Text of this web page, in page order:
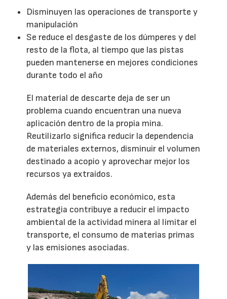
Disminuyen las operaciones de transporte y
manipulación
Se reduce el desgaste de los dúmperes y del
resto de la flota, al tiempo que las pistas
pueden mantenerse en mejores condiciones
durante todo el año
El material de descarte deja de ser un
problema cuando encuentran una nueva
aplicación dentro de la propia mina.
Reutilizarlo significa reducir la dependencia
de materiales externos, disminuir el volumen
destinado a acopio y aprovechar mejor los
recursos ya extraídos.
Además del beneficio económico, esta
estrategia contribuye a reducir el impacto
ambiental de la actividad minera al limitar el
transporte, el consumo de materias primas
y las emisiones asociadas.